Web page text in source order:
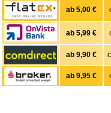
ab 5,00 €
ab 5,99 €
ab 9,90 €
ab 9,95 €